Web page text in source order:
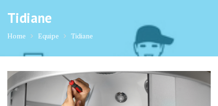
Tidiane
Home Equipe Tidiane